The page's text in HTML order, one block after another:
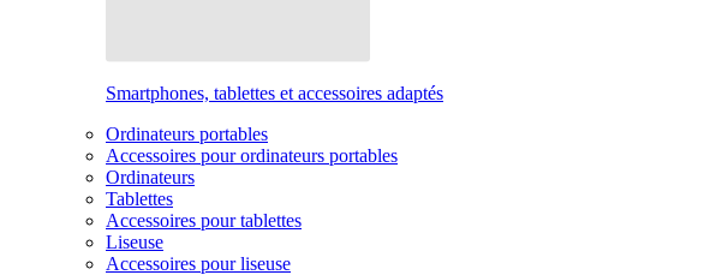
Smartphones, tablettes et accessoires adaptés
Ordinateurs portables
Accessoires pour ordinateurs portables
Ordinateurs
Tablettes
Accessoires pour tablettes
Liseuse
Accessoires pour liseuse